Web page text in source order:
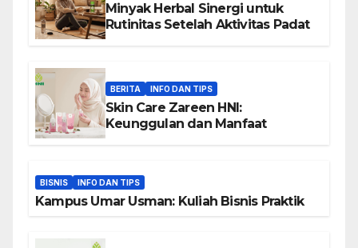
Minyak Herbal Sinergi untuk
Rutinitas Setelah Aktivitas Padat
BERITA INFO DAN TIPS
Skin Care Zareen HNI:
Keunggulan dan Manfaat
BISNIS INFO DAN TIPS
Kampus Umar Usman: Kuliah Bisnis Praktik